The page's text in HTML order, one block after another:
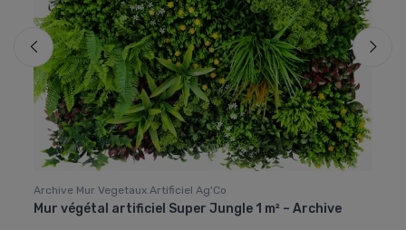
Archive Mur Vegetaux Artificiel Ag'Co
Mur végétal artificiel Super Jungle 1 m² – Archive